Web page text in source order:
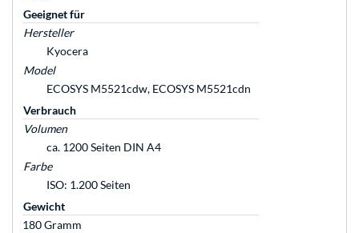
Geeignet für
Hersteller
Kyocera
Model
ECOSYS M5521cdw, ECOSYS M5521cdn
Verbrauch
Volumen
ca. 1200 Seiten DIN A4
Farbe
ISO: 1.200 Seiten
Gewicht
180 Gramm